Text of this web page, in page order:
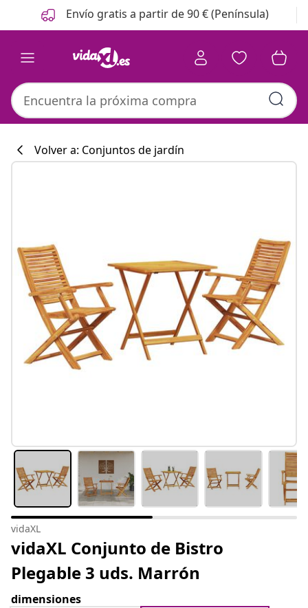
Anterior
Siguiente Envío gratis a partir de 90 € (Península)
#sharemevidaxl
Volver a: Conjuntos de jardín
vidaXL
vidaXL Conjunto de Bistro
Plegable 3 uds. Marrón
dimensiones